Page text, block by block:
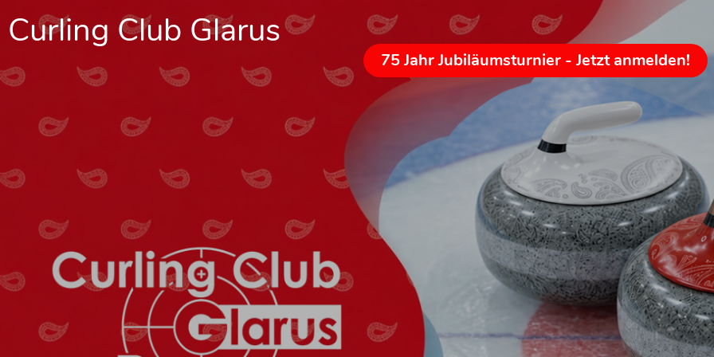
Curling Club Glarus
75 Jahr Jubiläumsturnier - Jetzt anmelden!